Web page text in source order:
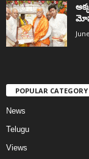
POPULAR CATEGORY
News
Telugu
Views